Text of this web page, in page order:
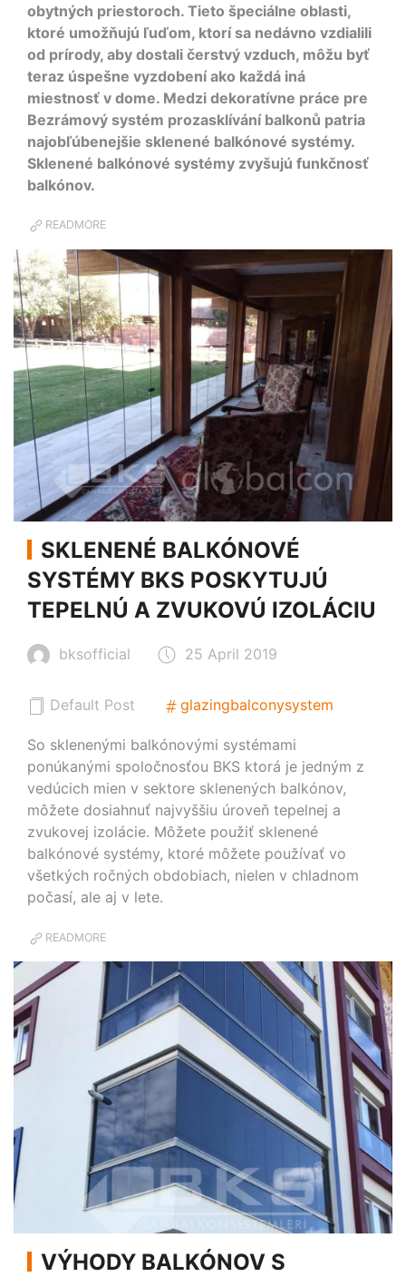
obytných priestoroch. Tieto špeciálne oblasti,
ktoré umožňujú ľuďom, ktorí sa nedávno vzdialili
od prírody, aby dostali čerstvý vzduch, môžu byť
teraz úspešne vyzdobení ako každá iná
miestnosť v dome. Medzi dekoratívne práce pre
Bezrámový systém prozasklívání balkonů patria
najobľúbenejšie sklenené balkónové systémy.
Sklenené balkónové systémy zvyšujú funkčnosť
balkónov.
READMORE
SKLENENÉ BALKÓNOVÉ
SYSTÉMY BKS POSKYTUJÚ
TEPELNÚ A ZVUKOVÚ IZOLÁCIU
bksofficial 25 April 2019
Default Post glazingbalconysystem
So sklenenými balkónovými systémami
ponúkanými spoločnosťou BKS ktorá je jedným z
vedúcich mien v sektore sklenených balkónov,
môžete dosiahnuť najvyššiu úroveň tepelnej a
zvukovej izolácie. Môžete použiť sklenené
balkónové systémy, ktoré môžete používať vo
všetkých ročných obdobiach, nielen v chladnom
počasí, ale aj v lete.
READMORE
VÝHODY BALKÓNOV S